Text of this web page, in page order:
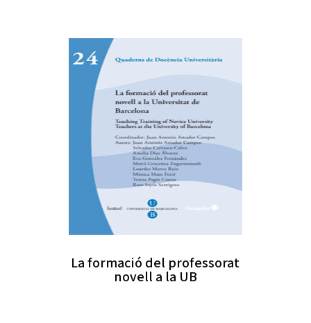
La formació del professorat
novell a la UB